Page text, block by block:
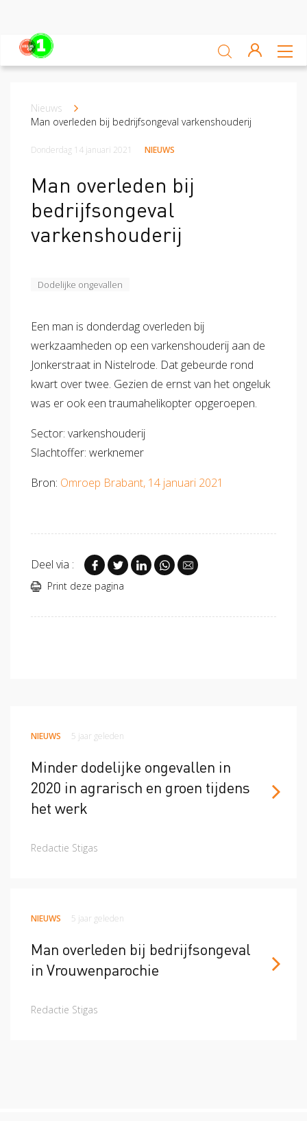
Ga zelf aan de slag
Leren van ongevallen
Nieuws
Platform
Veilig op 1 week
Sluiten
Kruimelpad
Nieuws
Man overleden bij bedrijfsongeval varkenshouderij
Donderdag 14 januari 2021 NIEUWS
Man overleden bij
bedrijfsongeval
varkenshouderij
Dodelijke ongevallen
Een man is donderdag overleden bij
werkzaamheden op een varkenshouderij aan de
Jonkerstraat in Nistelrode. Dat gebeurde rond
kwart over twee. Gezien de ernst van het ongeluk
was er ook een traumahelikopter opgeroepen.
Sector: varkenshouderij
Slachtoffer: werknemer
Bron: Omroep Brabant, 14 januari 2021
Deel via :
Print deze pagina
NIEUWS 5 jaar geleden
Minder dodelijke ongevallen in
2020 in agrarisch en groen tijdens
het werk
Redactie Stigas
NIEUWS 5 jaar geleden
Man overleden bij bedrijfsongeval
in Vrouwenparochie
Redactie Stigas